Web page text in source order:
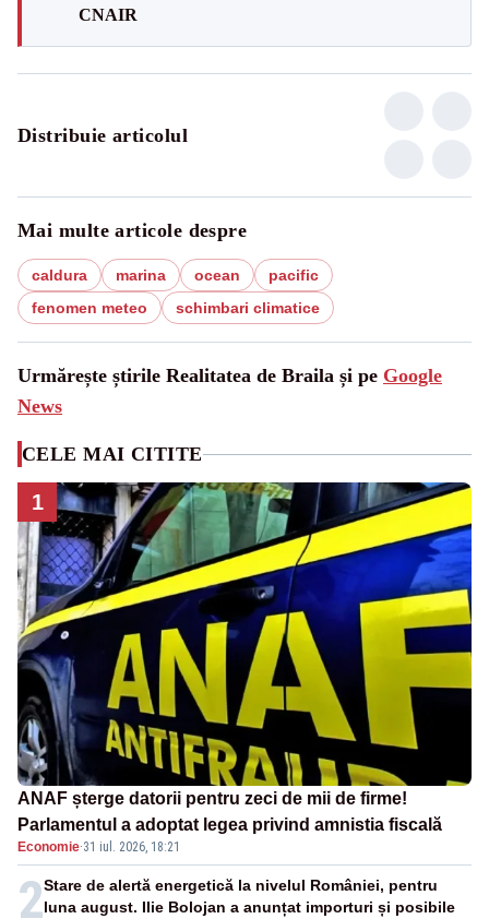
CNAIR
Distribuie articolul
Mai multe articole despre
caldura marina ocean
pacific
fenomen meteo
schimbari climatice
Urmărește știrile Realitatea de Braila și pe Google
News
CELE MAI CITITE
1
ANAF șterge datorii pentru zeci de mii de firme!
Parlamentul a adoptat legea privind amnistia fiscală
Economie·31 iul. 2026, 18:21
2Stare de alertă energetică la nivelul României, pentru
luna august. Ilie Bolojan a anunțat importuri și posibile